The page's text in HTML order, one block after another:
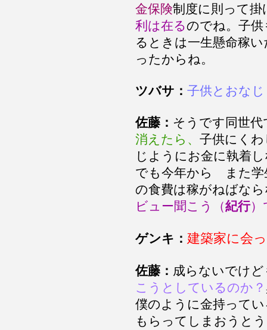
金保険制度に則って
利は在るのでね。子
るときは一生懸命稼
ったからね。
ツバサ： 子供とおなじ
佐藤： そうです同世
消えたら、 子供にく
じようにお金に執着
でも今年から また学
の食費は稼がねばな
ビュー聞こう（紀行）
ゲンキ： 建築家に会
佐藤： 成らないでけ
こうとしているのか？
僕のように金持って
もらってしまおうとう